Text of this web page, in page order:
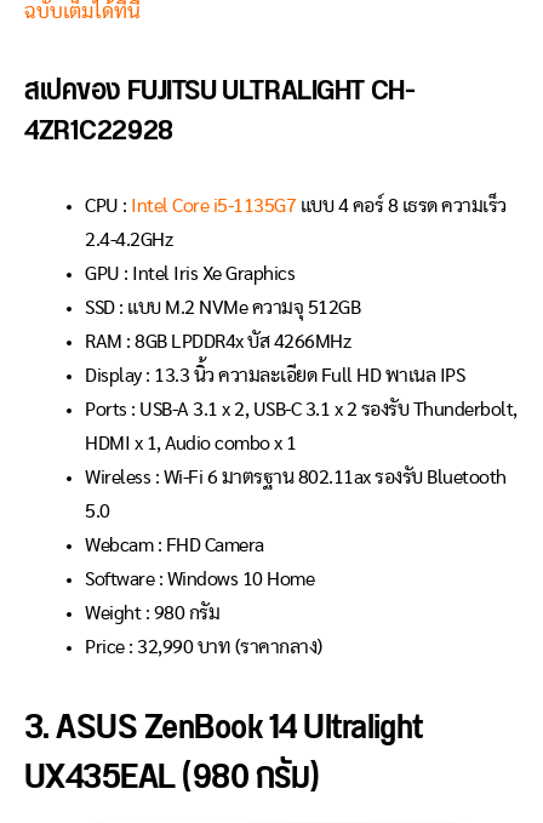
ฉบับเต็มได้ที่นี่
สเปคของ FUJITSU ULTRALIGHT CH-
4ZR1C22928
CPU : Intel Core i5-1135G7 แบบ 4 คอร์ 8 เธรด ความเร็ว
2.4-4.2GHz
GPU : Intel Iris Xe Graphics
SSD : แบบ M.2 NVMe ความจุ 512GB
RAM : 8GB LPDDR4x บัส 4266MHz
Display : 13.3 นิ้ว ความละเอียด Full HD พาเนล IPS
Ports : USB-A 3.1 x 2, USB-C 3.1 x 2 รองรับ Thunderbolt,
HDMI x 1, Audio combo x 1
Wireless : Wi-Fi 6 มาตรฐาน 802.11ax รองรับ Bluetooth
5.0
Webcam : FHD Camera
Software : Windows 10 Home
Weight : 980 กรัม
Price : 32,990บาท (ราคากลาง)
3. ASUS ZenBook 14 Ultralight
UX435EAL (980 กรัม)